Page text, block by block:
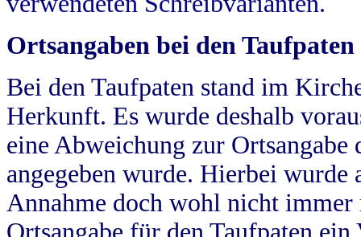
Ortsangaben bei den Taufpaten
Bei den Taufpaten stand im
Herkunft. Es wurde deshalb
eine Abweichung zur
angegeben wurde. Hierbei wurde
Annahme doch wohl nicht